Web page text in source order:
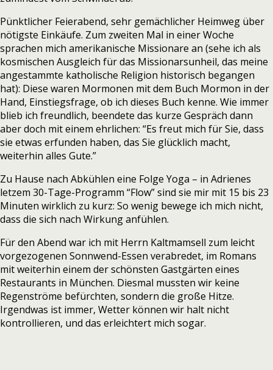
Pünktlicher Feierabend, sehr gemächlicher Heimweg über
nötigste Einkäufe. Zum zweiten Mal in einer Woche
sprachen mich amerikanische Missionare an (sehe ich als
kosmischen Ausgleich für das Missionarsunheil, das meine
angestammte katholische Religion historisch begangen
hat): Diese waren Mormonen mit dem Buch Mormon in der
Hand, Einstiegsfrage, ob ich dieses Buch kenne. Wie immer
blieb ich freundlich, beendete das kurze Gespräch dann
aber doch mit einem ehrlichen: “Es freut mich für Sie, dass
sie etwas erfunden haben, das Sie glücklich macht,
weiterhin alles Gute.”
Zu Hause nach Abkühlen eine Folge Yoga – in Adrienes
letzem 30-Tage-Programm “Flow” sind sie mir mit 15 bis 23
Minuten wirklich zu kurz: So wenig bewege ich mich nicht,
dass die sich nach Wirkung anfühlen.
Für den Abend war ich mit Herrn Kaltmamsell zum leicht
vorgezogenen Sonnwend-Essen verabredet, im Romans
mit weiterhin einem der schönsten Gastgärten eines
Restaurants in München. Diesmal mussten wir keine
Regenströme befürchten, sondern die große Hitze.
Irgendwas ist immer, Wetter können wir halt nicht
kontrollieren, und das erleichtert mich sogar.